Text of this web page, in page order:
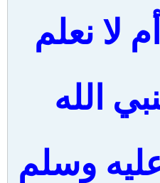
لا نعلم
الله
وسلم